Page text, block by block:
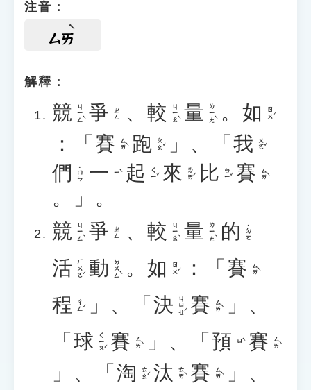
注音：
ㄙㄞ
解釋：
競 ㄐㄧㄥˋ 爭 ㄓㄥ 、 較 ㄐㄧㄠˋ 量 ㄌㄧㄤˋ 。 如 ㄖㄨˊ
： 「 賽 ㄙㄞˋ 跑 ㄆㄠˇ 」 、 「 我 ㄨㄛˇ
們 ˙ㄇㄣ 一 ㄧˋ 起 ㄑㄧˇ 來 ㄌㄞˊ 比 ㄅㄧˇ 賽 ㄙㄞˋ
。 」 。
競 ㄐㄧㄥˋ 爭 ㄓㄥ 、 較 ㄐㄧㄠˋ 量 ㄌㄧㄤˋ 的 ˙ㄉㄜ
活 ㄏㄨㄛˊ 動 ㄉㄨㄥˋ 。 如 ㄖㄨˊ ： 「 賽 ㄙㄞˋ
程 ㄔㄥˊ 」 、 「 決 ㄐㄩㄝˊ 賽 ㄙㄞˋ 」 、
「 球 ㄑㄧㄡˊ 賽 ㄙㄞˋ 」 、 「 預 ㄩˋ 賽 ㄙㄞˋ
」 、 「 淘 ㄊㄠˊ 汰 ㄊㄞˋ 賽 ㄙㄞˋ 」 、